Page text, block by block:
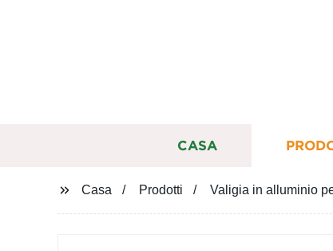
CASA
Casa Prodotti Valigia in alluminio